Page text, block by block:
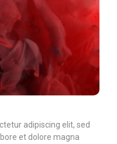
adipiscing elit, sed
et dolore magna